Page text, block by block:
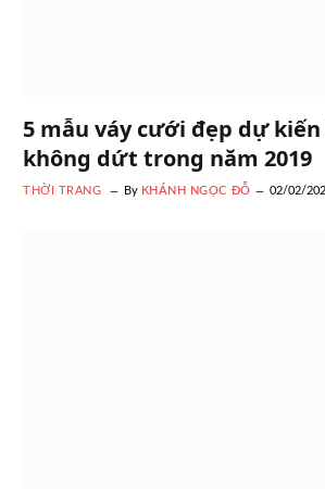
5 mẫu váy cưới đẹp dự
không dứt trong năm 2019
THỜI TRANG By KHÁNH NGỌC ĐỖ 02/02/